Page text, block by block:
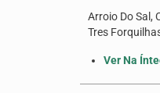
Arroio Do Sal,
Tres
Ver Na